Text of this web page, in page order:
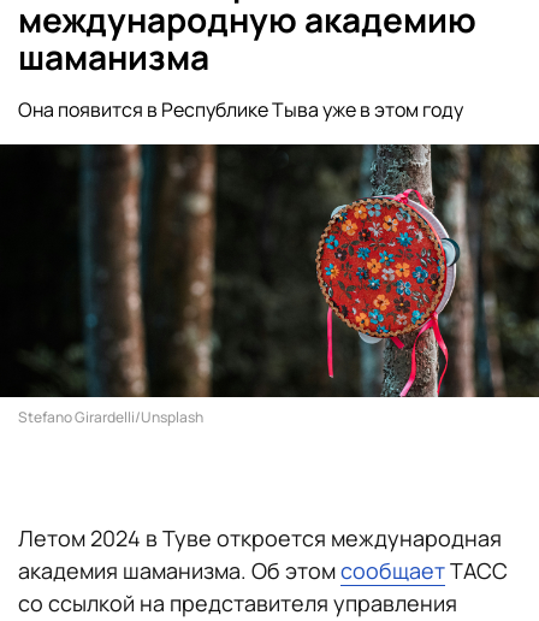
международную академию
шаманизма
Она появится в Республике Тыва уже в этом году
Stefano Girardelli/Unsplash
Летом 2024 в Туве откроется международная
академия шаманизма. Об этомсообщаетТАСС
со ссылкой на представителя управления